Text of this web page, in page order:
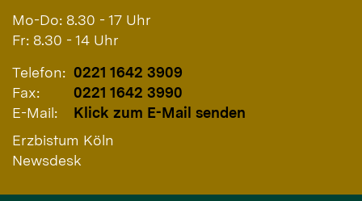
Mo-Do: 8.30 - 17 Uhr
Fr: 8.30 - 14 Uhr
Telefon: 0221 1642 3909
Fax:
0221 1642 3990
E-Mail:
Klick zum E-Mail senden
Erzbistum Köln
Newsdesk